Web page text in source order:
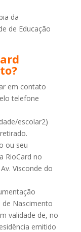
da
de Educação
em contato
telefone
escolar2)
ou seu
RioCard no
Visconde do
de Nascimento
validade de, no
emitido